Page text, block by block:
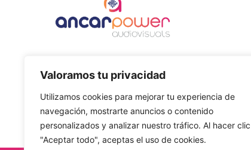
Valoramos tu privacidad
Utilizamos cookies para mejorar tu experiencia de
navegación, mostrarte anuncios o contenido
personalizados y analizar nuestro tráfico. Al hacer
"Aceptar todo", aceptas el uso de cookies.
sigui un èxit. Lloguer d'equips professionals de so,